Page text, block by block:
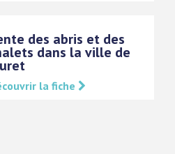
des abris et des
dans la ville de
la fiche